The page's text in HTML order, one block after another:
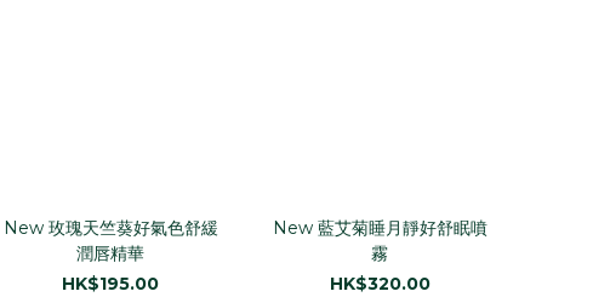
New 玫瑰天竺葵好氣色舒緩
潤唇精華
HK$195.00
New 藍艾菊睡月靜好舒眠噴
霧
HK$320.00